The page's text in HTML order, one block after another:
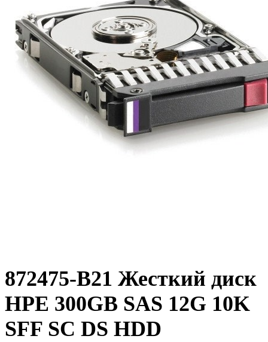
872475-B21 Жесткий диск
HPE 300GB SAS 12G 10K
SFF SC DS HDD